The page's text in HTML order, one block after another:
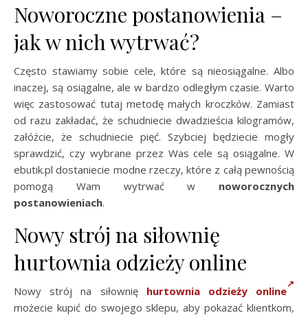
Noworoczne postanowienia –
jak w nich wytrwać?
Często stawiamy sobie cele, które są nieosiągalne. Albo
inaczej, są osiągalne, ale w bardzo odległym czasie. Warto
więc zastosować tutaj metodę małych kroczków. Zamiast
od razu zakładać, że schudniecie dwadzieścia kilogramów,
załóżcie, że schudniecie pięć. Szybciej będziecie mogły
sprawdzić, czy wybrane przez Was cele są osiągalne. W
ebutik.pl dostaniecie modne rzeczy, które z całą pewnością
pomogą Wam wytrwać w noworocznych
postanowieniach.
Nowy strój na siłownię
hurtownia odzieży online
Nowy strój na siłownięhurtownia odzieży online
możecie kupić do swojego sklepu, aby pokazać klientkom,